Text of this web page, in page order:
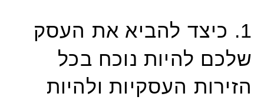
1.
כיצד להביא את העסק
שלכם להיות נוכח בכל
הזירות העסקיות ולהיות